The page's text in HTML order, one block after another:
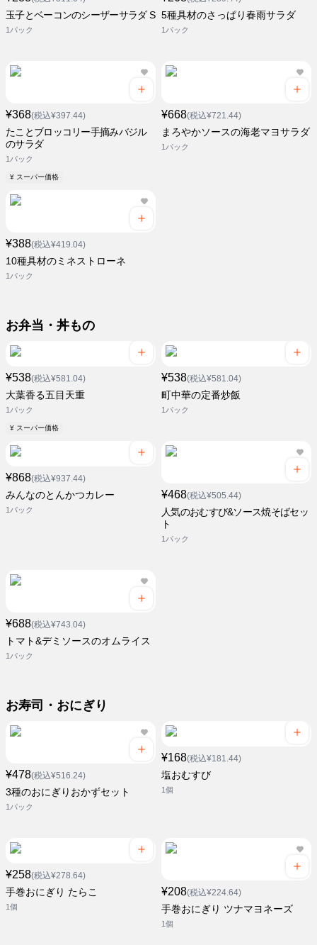
玉子とベーコンのシーザーサラダ S
1パック
5種具材のさっぱり春雨サラダ
1パック
¥368(税込¥397.44)
たことブロッコリー手摘みバジル
のサラダ
1パック
¥ スーパー価格
¥668(税込¥721.44)
まろやかソースの海老マヨサラダ
1パック
¥388(税込¥419.04)
10種具材のミネストローネ
1パック
お弁当・丼もの
¥538(税込¥581.04)
大葉香る五目天重
1パック
¥ スーパー価格
¥538(税込¥581.04)
町中華の定番炒飯
1パック
¥868(税込¥937.44)
みんなのとんかつカレー
1パック
¥468(税込¥505.44)
人気のおむすび&ソース焼そばセッ
ト
1パック
¥688(税込¥743.04)
トマト&デミソースのオムライス
1パック
お寿司・おにぎり
¥478(税込¥516.24)
3種のおにぎりおかずセット
1パック
¥168(税込¥181.44)
塩おむすび
1個
¥258(税込¥278.64)
手巻おにぎり たらこ
1個
¥208(税込¥224.64)
手巻おにぎり ツナマヨネーズ
1個